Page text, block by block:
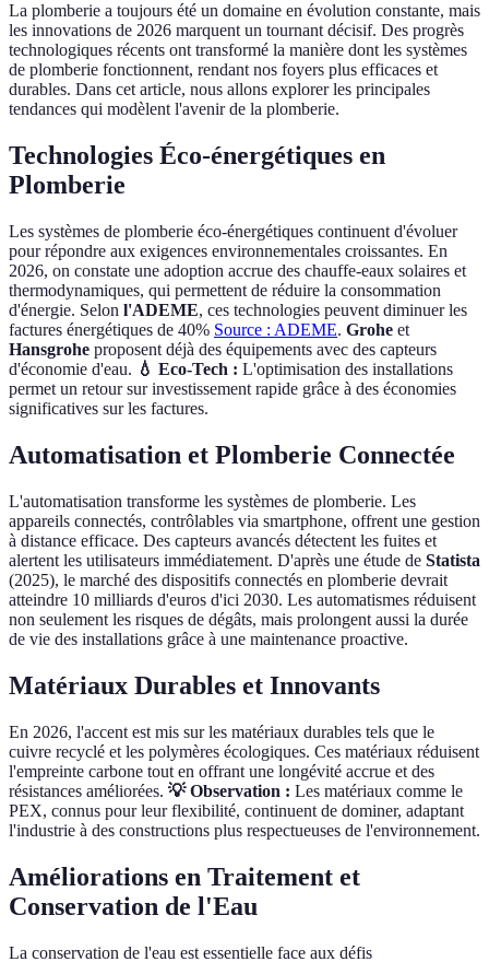
La plomberie a toujours été un domaine en évolution constante, mais
les innovations de 2026 marquent un tournant décisif. Des progrès
technologiques récents ont transformé la manière dont les systèmes
de plomberie fonctionnent, rendant nos foyers plus efficaces et
durables. Dans cet article, nous allons explorer les principales
tendances qui modèlent l'avenir de la plomberie.
Technologies Éco-énergétiques en
Plomberie
Les systèmes de plomberie éco-énergétiques continuent d'évoluer
pour répondre aux exigences environnementales croissantes. En
2026, on constate une adoption accrue des chauffe-eaux solaires et
thermodynamiques, qui permettent de réduire la consommation
d'énergie. Selon l'ADEME, ces technologies peuvent diminuer les
factures énergétiques de 40% Source : ADEME. Grohe et
Hansgrohe proposent déjà des équipements avec des capteurs
d'économie d'eau. 💧 Eco-Tech : L'optimisation des installations
permet un retour sur investissement rapide grâce à des économies
significatives sur les factures.
Automatisation et Plomberie Connectée
L'automatisation transforme les systèmes de plomberie. Les
appareils connectés, contrôlables via smartphone, offrent une gestion
à distance efficace. Des capteurs avancés détectent les fuites et
alertent les utilisateurs immédiatement. D'après une étude de Statista
(2025), le marché des dispositifs connectés en plomberie devrait
atteindre 10 milliards d'euros d'ici 2030. Les automatismes réduisent
non seulement les risques de dégâts, mais prolongent aussi la durée
de vie des installations grâce à une maintenance proactive.
Matériaux Durables et Innovants
En 2026, l'accent est mis sur les matériaux durables tels que le
cuivre recyclé et les polymères écologiques. Ces matériaux réduisent
l'empreinte carbone tout en offrant une longévité accrue et des
résistances améliorées. 💡 Observation : Les matériaux comme le
PEX, connus pour leur flexibilité, continuent de dominer, adaptant
l'industrie à des constructions plus respectueuses de l'environnement.
Améliorations en Traitement et
Conservation de l'Eau
La conservation de l'eau est essentielle face aux défis